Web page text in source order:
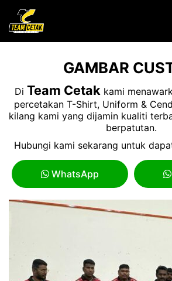
GAMBAR
Di Team Cetak kami
percetakan T-Shirt, Uniform &
kilang kami yang dijamin kualiti
berpatutan.
Hubungi kami sekarang untuk
WhatsApp